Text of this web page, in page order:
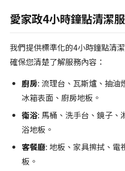
愛家政4小時鐘點清潔
我們提供標準化的4小時鐘點清
確保您清楚了解服務內容：
廚房: 流理台、瓦斯爐、抽油
冰箱表面、廚房地板。
衛浴: 馬桶、洗手台、鏡子
浴地板。
客餐廳: 地板、家具擦拭、電
板。